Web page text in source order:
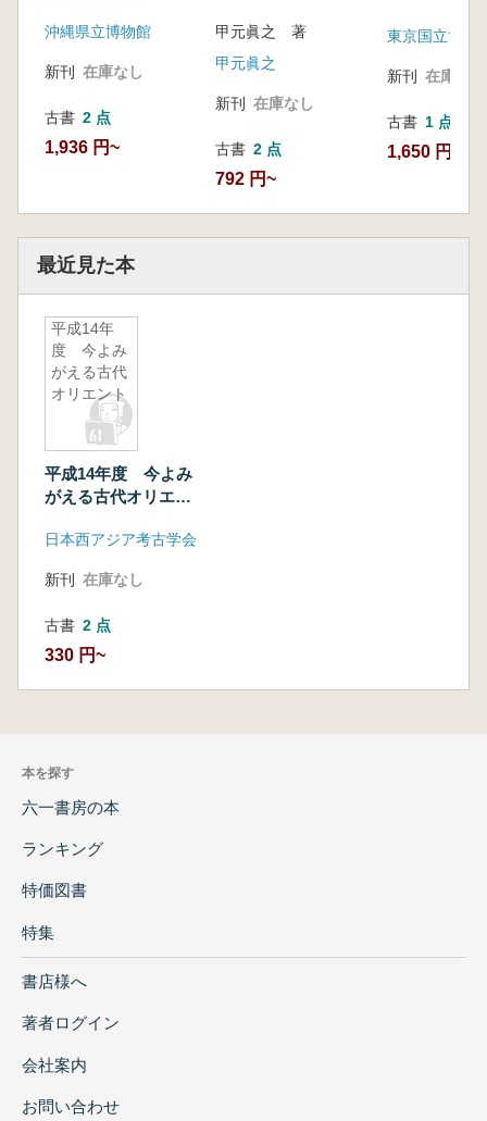
沖縄県立博物館
新刊 在庫なし
古書 2 点
1,936 円~
甲元眞之 著
甲元眞之
新刊 在庫なし
古書 2 点
792 円~
東京国立博物
新刊 在庫なし
古書 1 点
1,650 円
最近見た本
平成14年
度 今よみ
がえる古代
オリエント
平成14年度 今よみ
がえる古代オリエン
日本西アジア考古学会
新刊 在庫なし
古書 2 点
330 円~
本を探す
六一書房の本
ランキング
特価図書
特集
書店様へ
著者ログイン
会社案内
お問い合わせ